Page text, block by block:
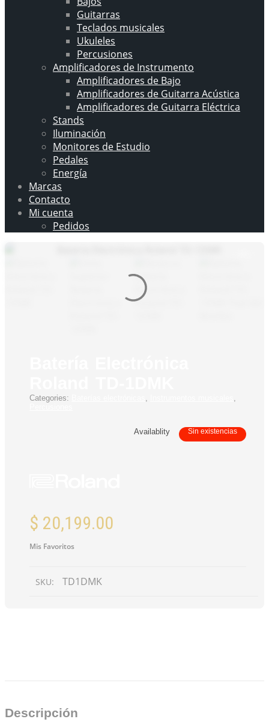
Guitarras
Teclados musicales
Ukuleles
Percusiones
Amplificadores de Instrumento
Amplificadores de Bajo
Amplificadores de Guitarra Acústica
Amplificadores de Guitarra Eléctrica
Stands
Iluminación
Monitores de Estudio
Pedales
Energía
Marcas
Contacto
Mi cuenta
Pedidos
Categories:
Availablity Sin existencias
$ 20,199.00
Mis Favoritos
SKU: TD1DMK
Descripción